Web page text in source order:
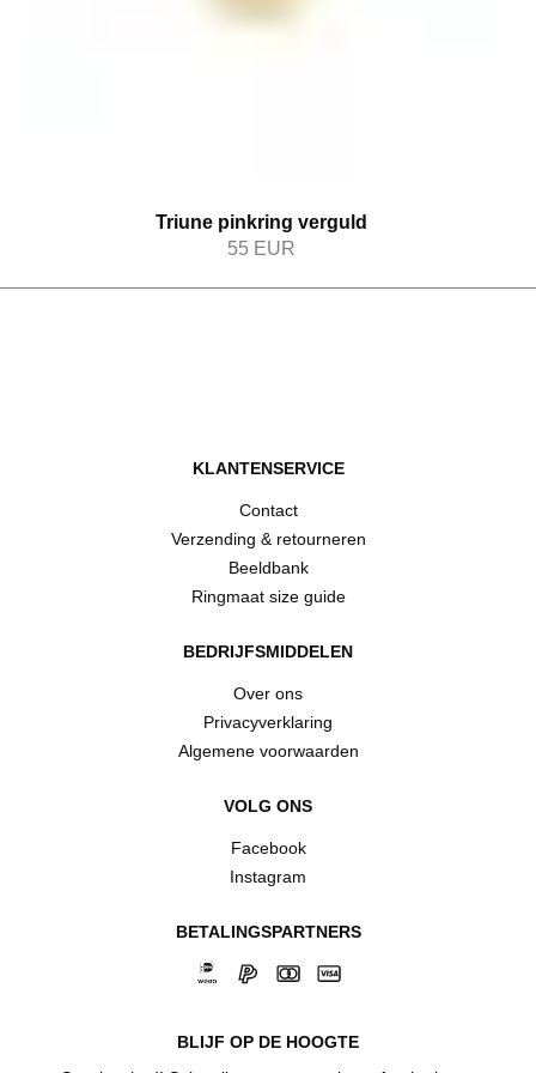
Triune pinkring verguld
55 EUR
KLANTENSERVICE
Contact
Verzending & retourneren
Beeldbank
Ringmaat size guide
BEDRIJFSMIDDELEN
Over ons
Privacyverklaring
Algemene voorwaarden
VOLG ONS
Facebook
Instagram
BETALINGSPARTNERS
BLIJF OP DE HOOGTE